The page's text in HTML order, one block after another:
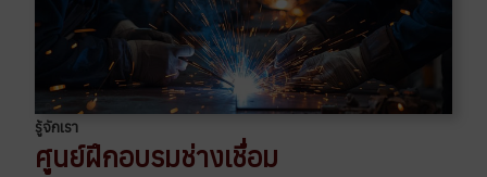
รู้จักเรา
ศูนย์ฝึกอบรมช่างเชื่อม